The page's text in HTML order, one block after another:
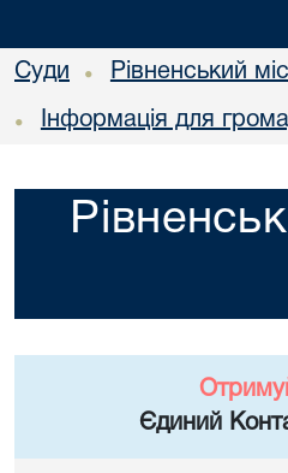
Суди • Рівненський
• Інформація для
Єдиний